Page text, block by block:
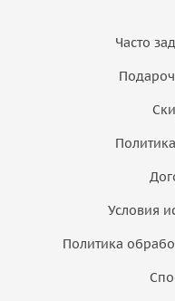
Часто
Условия
Политика